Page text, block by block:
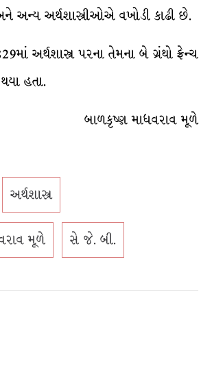
અર્થશાસ્ત્રીઓએ વખોડી કાઢી છે.
અર્થશાસ્ત્ર પરના તેમના બે ગ્રંથો ફ્રેન્ચ
હતા.
બાળકૃષ્ણ માધવરાવ મૂળે
અર્થશાસ્ત્ર
મૂળે સે જે. બી.